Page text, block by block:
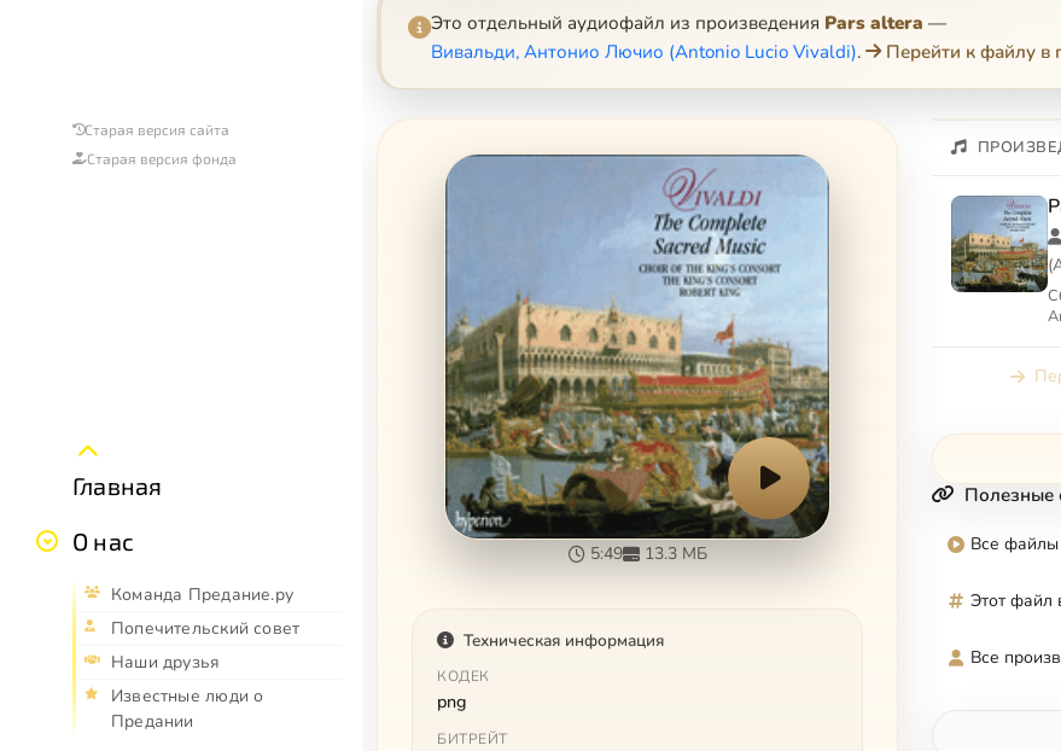
Старая версия сайта
Старая версия фонда
Главная
О нас
Команда Предание.ру
Попечительский совет
Наши друзья
Известные люди о
Предании
Это отдельный аудиофайл из произведения Pars altera —
Вивальди, Антонио Лючио (Antonio Lucio Vivaldi). Перейти к файлу в
5:49 13.3 МБ
Техническая информация
КОДЕК
png
БИТРЕЙТ
Полезные
Все файлы
Этот файл
Все